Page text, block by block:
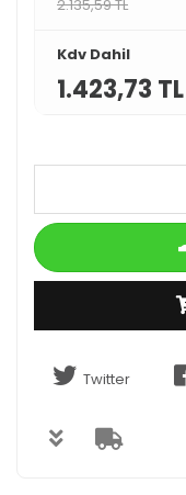
2.135,59 TL
Kdv Dahil
1.423,73 TL
Twitter